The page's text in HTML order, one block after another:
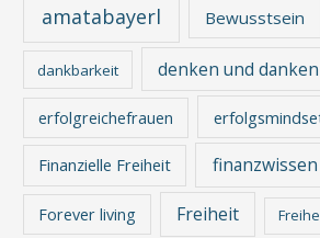
amatabayerl Bewusstsein
dankbarkeit denken und danken
erfolgreichefrauen
Finanzielle Freiheit finanzwissen
Forever living Freiheit